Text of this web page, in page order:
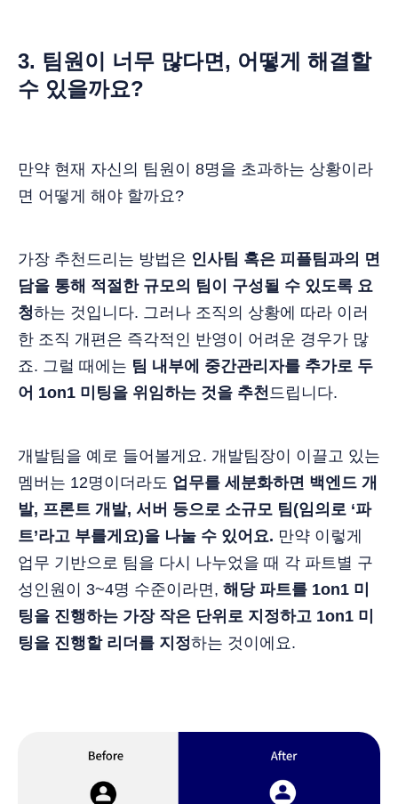
3. 팀원이 너무 많다면, 어떻게 해결할
수 있을까요?
만약 현재 자신의 팀원이 8명을 초과하는 상황이라
면 어떻게 해야 할까요?
가장 추천드리는 방법은 인사팀 혹은 피플팀과의 면
담을 통해 적절한 규모의 팀이 구성될 수 있도록 요
청하는 것입니다. 그러나 조직의 상황에 따라 이러
한 조직 개편은 즉각적인 반영이 어려운 경우가 많
죠. 그럴 때에는 팀 내부에 중간관리자를 추가로 두
어 1on1 미팅을 위임하는 것을 추천드립니다.
개발팀을 예로 들어볼게요. 개발팀장이 이끌고 있는
멤버는 12명이더라도 업무를 세분화하면 백엔드 개
발, 프론트 개발, 서버 등으로 소규모 팀(임의로 ‘파
트’라고 부를게요)을 나눌 수 있어요. 만약 이렇게
업무 기반으로 팀을 다시 나누었을 때 각 파트별 구
성인원이 3~4명 수준이라면, 해당 파트를 1on1 미
팅을 진행하는 가장 작은 단위로 지정하고 1on1 미
팅을 진행할 리더를 지정하는 것이에요.